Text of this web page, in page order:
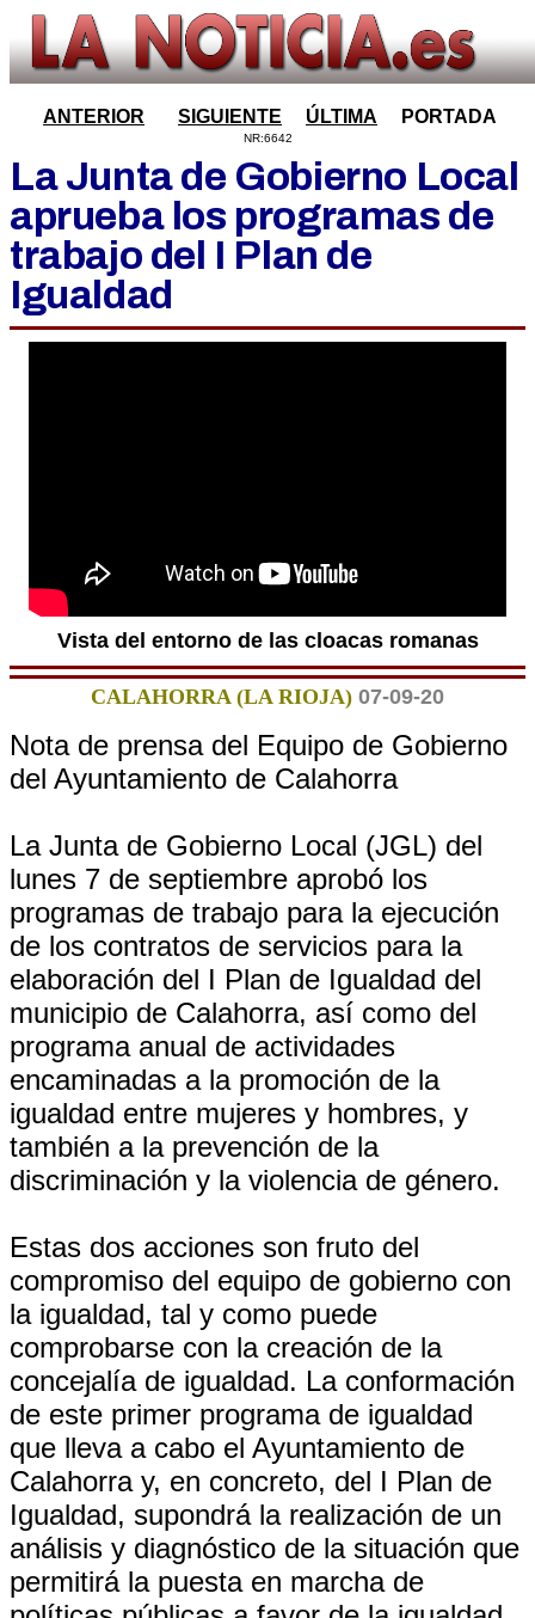
ANTERIOR SIGUIENTE ÚLTIMA PORTADA
NR:6642
La Junta de Gobierno Local
aprueba los programas de
trabajo del I Plan de
Igualdad
Vista del entorno de las cloacas romanas
CALAHORRA (LA RIOJA) 07-09-20
Nota de prensa del Equipo de Gobierno
del Ayuntamiento de Calahorra
La Junta de Gobierno Local (JGL) del
lunes 7 de septiembre aprobó los
programas de trabajo para la ejecución
de los contratos de servicios para la
elaboración del I Plan de Igualdad del
municipio de Calahorra, así como del
programa anual de actividades
encaminadas a la promoción de la
igualdad entre mujeres y hombres, y
también a la prevención de la
discriminación y la violencia de género.
Estas dos acciones son fruto del
compromiso del equipo de gobierno con
la igualdad, tal y como puede
comprobarse con la creación de la
concejalía de igualdad. La conformación
de este primer programa de igualdad
que lleva a cabo el Ayuntamiento de
Calahorra y, en concreto, del I Plan de
Igualdad, supondrá la realización de un
análisis y diagnóstico de la situación que
permitirá la puesta en marcha de